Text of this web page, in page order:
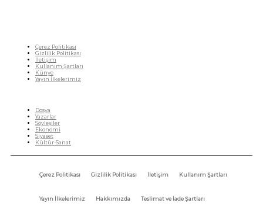
Çerez Politikası
Gizlilik Politikası
İletişim
Kullanım Şartları
Künye
Yayın İlkelerimiz
Dosya
Yazarlar
Söyleşiler
Ekonomi
Siyaset
Kültür-Sanat
Çerez Politikası Gizlilik Politikası İletişim Kullanım Şartları
Yayın İlkelerimiz Hakkımızda Teslimat ve İade Şartları